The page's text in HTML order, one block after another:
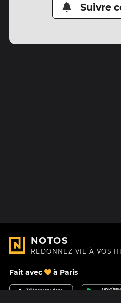
Suivre
NOTOS
REDONNEZ VIE À VOS
Fait avec à Paris